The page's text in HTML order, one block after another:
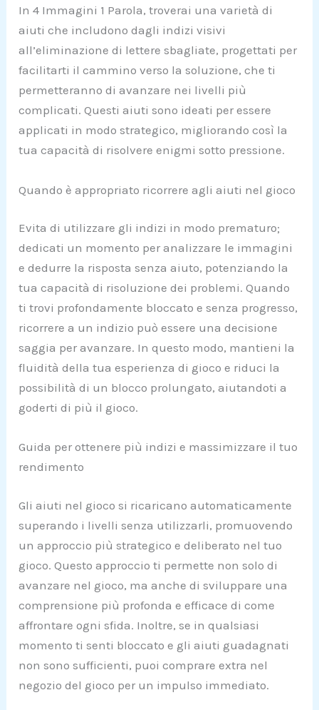
In 4 Immagini 1 Parola, troverai una varietà di
aiuti che includono dagli indizi visivi
all’eliminazione di lettere sbagliate, progettati per
facilitarti il cammino verso la soluzione, che ti
permetteranno di avanzare nei livelli più
complicati. Questi aiuti sono ideati per essere
applicati in modo strategico, migliorando così la
tua capacità di risolvere enigmi sotto pressione.
Quando è appropriato ricorrere agli aiuti nel gioco
Evita di utilizzare gli indizi in modo prematuro;
dedicati un momento per analizzare le immagini
e dedurre la risposta senza aiuto, potenziando la
tua capacità di risoluzione dei problemi. Quando
ti trovi profondamente bloccato e senza progresso,
ricorrere a un indizio può essere una decisione
saggia per avanzare. In questo modo, mantieni la
fluidità della tua esperienza di gioco e riduci la
possibilità di un blocco prolungato, aiutandoti a
goderti di più il gioco.
Guida per ottenere più indizi e massimizzare il tuo
rendimento
Gli aiuti nel gioco si ricaricano automaticamente
superando i livelli senza utilizzarli, promuovendo
un approccio più strategico e deliberato nel tuo
gioco. Questo approccio ti permette non solo di
avanzare nel gioco, ma anche di sviluppare una
comprensione più profonda e efficace di come
affrontare ogni sfida. Inoltre, se in qualsiasi
momento ti senti bloccato e gli aiuti guadagnati
non sono sufficienti, puoi comprare extra nel
negozio del gioco per un impulso immediato.